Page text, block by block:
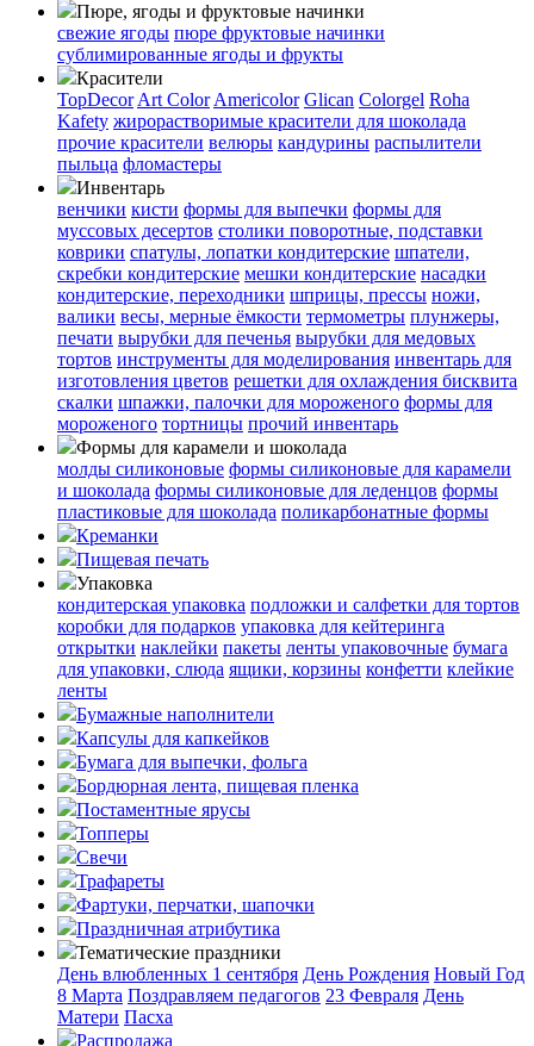
Пюре, ягоды и фруктовые начинки
свежие ягоды пюре фруктовые начинки
сублимированные ягоды и фрукты
Красители
TopDecor Art Color Americolor Glican Colorgel Roha
Kafety жирорастворимые красители для шоколада
прочие красители велюры кандурины распылители
пыльца фломастеры
Инвентарь
венчики кисти формы для выпечки формы для
муссовых десертов столики поворотные, подставки
коврики cпатулы, лопатки кондитерские шпатели,
скребки кондитерские мешки кондитерские насадки
кондитерские, переходники шприцы, прессы ножи,
валики весы, мерные ёмкости термометры плунжеры,
печати вырубки для печенья вырубки для медовых
тортов инструменты для моделирования инвентарь для
изготовления цветов решетки для охлаждения бисквита
скалки шпажки, палочки для мороженого формы для
мороженого тортницы прочий инвентарь
Формы для карамели и шоколада
молды силиконовые формы силиконовые для карамели
и шоколада формы силиконовые для леденцов формы
пластиковые для шоколада поликарбонатные формы
Креманки
Пищевая печать
Упаковка
кондитерская упаковка подложки и салфетки для тортов
коробки для подарков упаковка для кейтеринга
открытки наклейки пакеты ленты упаковочные бумага
для упаковки, слюда ящики, корзины конфетти клейкие
ленты
Бумажные наполнители
Капсулы для капкейков
Бумага для выпечки, фольга
Бордюрная лента, пищевая пленка
Постаментные ярусы
Топперы
Свечи
Трафареты
Фартуки, перчатки, шапочки
Праздничная атрибутика
Тематические праздники
День влюбленных 1 сентября День Рождения Новый Год
8 Марта Поздравляем педагогов 23 Февраля День
Матери Пасха
Распродажа